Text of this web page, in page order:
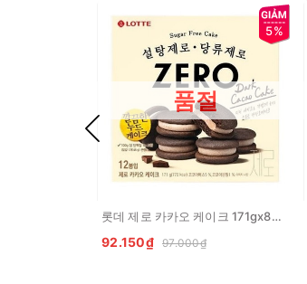
5%
품절
롯데 제로 카카오 케이크 171gx8개 LOTTE Banh zero cacao
92.150₫ 97.000₫